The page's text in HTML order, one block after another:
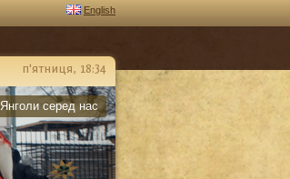
English
п'ятниця, 18:34
Янголи серед нас